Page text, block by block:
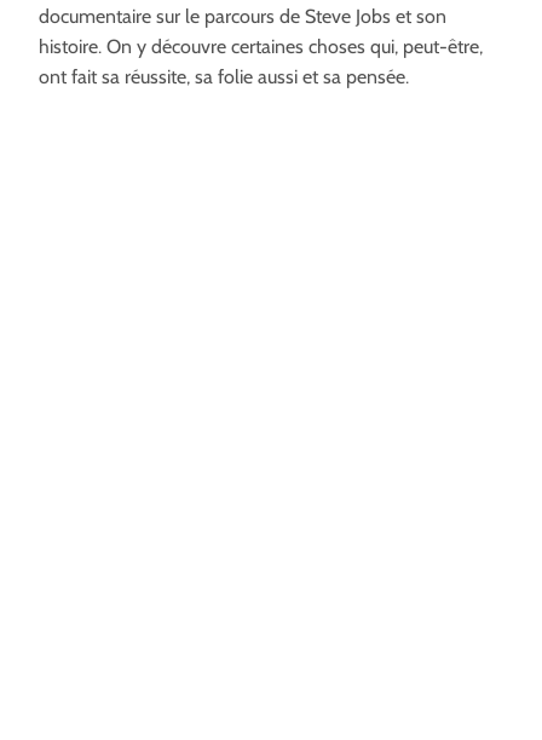
documentaire sur le parcours de Steve Jobs et son
histoire. On y découvre certaines choses qui, peut-être,
ont fait sa réussite, sa folie aussi et sa pensée.